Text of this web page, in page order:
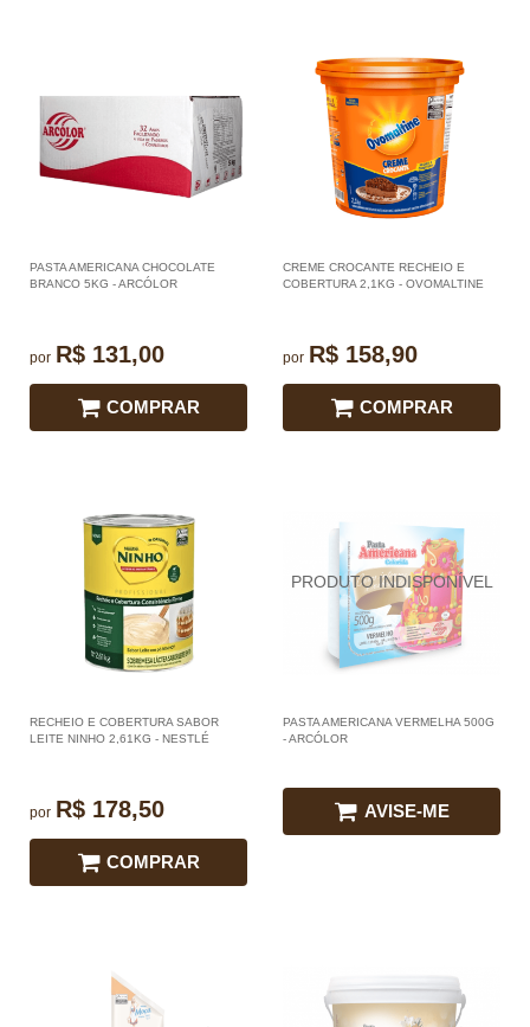
PASTA AMERICANA CHOCOLATE
BRANCO 5KG - ARCÓLOR
por R$ 131,00
COMPRAR
CREME CROCANTE RECHEIO E
COBERTURA 2,1KG - OVOMALTINE
por R$ 158,90
COMPRAR
RECHEIO E COBERTURA SABOR
LEITE NINHO 2,61KG - NESTLÉ
por R$ 178,50
COMPRAR
PASTA AMERICANA VERMELHA 500G
- ARCÓLOR
AVISE-ME